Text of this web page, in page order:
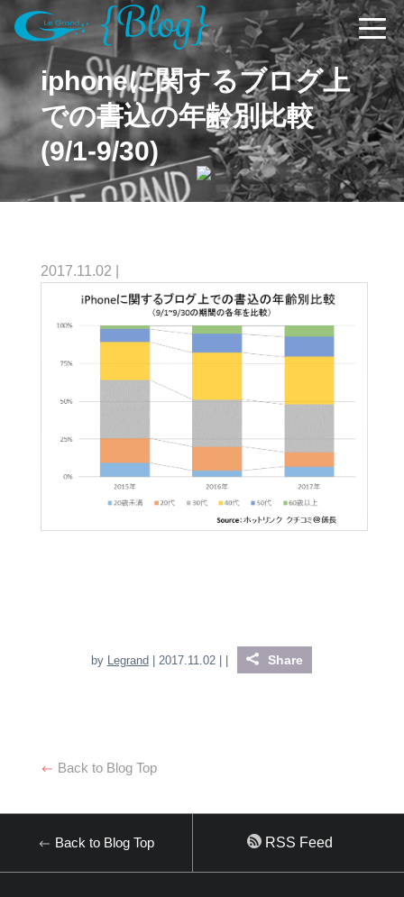
iphoneに関するブログ上
での書込の年齢別比較
(9/1-9/30)
2017.11.02
by Legrand | 2017.11.02 | Share
Back to Blog Top
Back to Blog Top RSS Feed